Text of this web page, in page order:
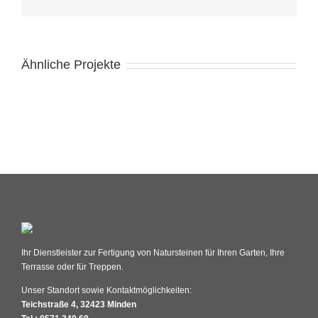
Ähnliche Projekte
Ihr Dienstleister zur Fertigung von Natursteinen für Ihren Garten, Ihre
Terrasse oder für Treppen.
Unser Standort sowie Kontaktmöglichkeiten:
Teichstraße 4, 32423 Minden